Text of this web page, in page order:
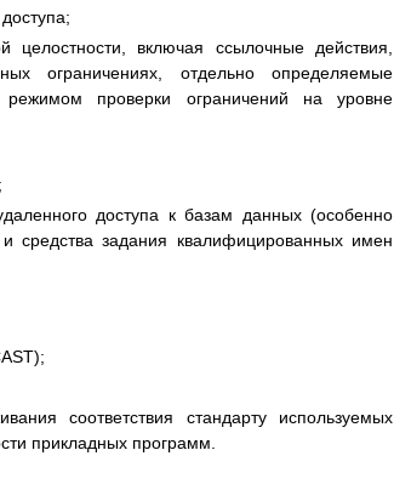
целостности, включая ссылочные действия,
ограничениях, отдельно определяемые
режимом проверки ограничений на уровне
доступа к базам данных (особенно
средства задания квалифицированных имен
соответствия стандарту используемых
прикладных программ.